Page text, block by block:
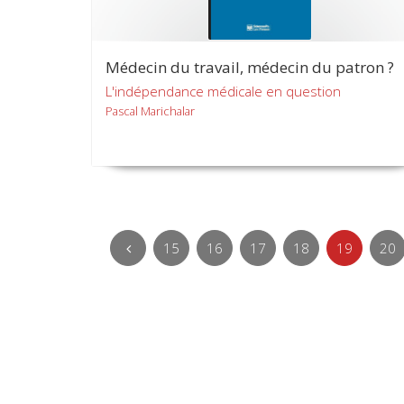
Médecin du travail, médecin du patron ?
L'indépendance médicale en question
Pascal Marichalar
15 16 17 18 19 20